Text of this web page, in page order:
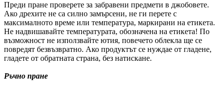
Преди пране проверете за забравени предмети в джобовете.
Ако дрехите не са силно замърсени, не ги перете с
максималното време или температура, маркирани на етикета.
Не надвишавайте температурата, обозначена на етикета! По
възможност не използвайте ютия, повечето облекла ще се
повредят безвъзвратно. Ако продуктът се нуждае от гладене,
гладете от обратната страна, без натискане.
Ръчно пране